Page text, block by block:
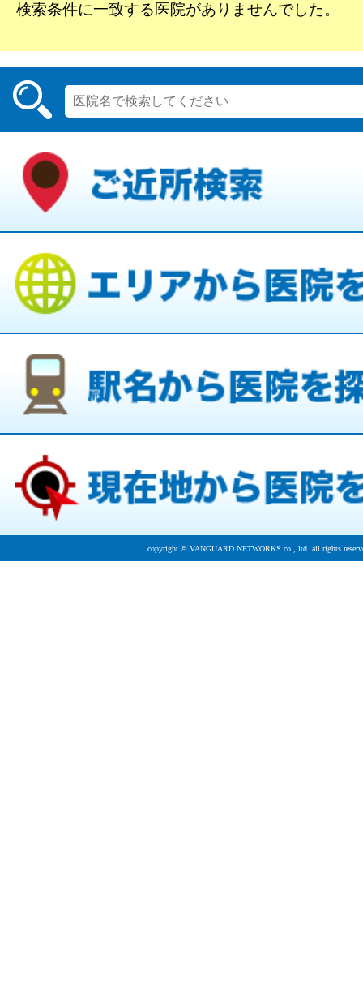
検索条件に一致する医院がありませんでした。
copyright © VANGUARD NETWORKS co., ltd. all rights